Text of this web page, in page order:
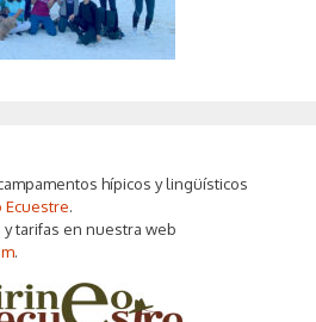
hípicos y lingüísticos
Ecuestre.
tarifas en nuestra web
.